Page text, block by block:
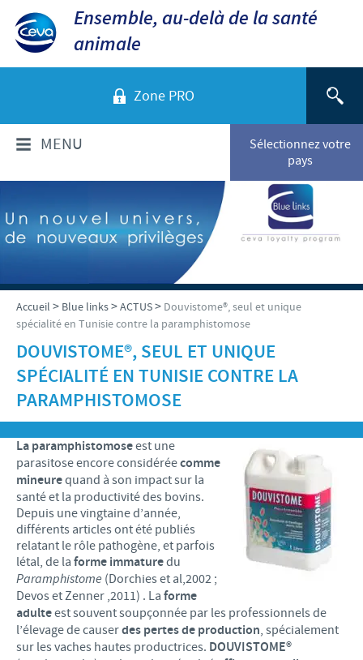
Ensemble, au-delà de la santé
animale
Zone PRO
Sélectionnez votre
pays
MENU
QUI SOMMES-NOUS?
Aperçu de la société
Ceva Santé Animale Tunisie
Production
Recherche et développement
Nos valeurs
Notre mission
Notre histoire
LE PROGRAMME ETHIQUE ET CONFORMITÉ DU
GROUPE CEVA
SYSTÈME D'ALERTE
PRODUITS
Volailles
Ovins - Caprins
Bovins
Animaux de Compagnie
ACTUALITÉS ET MÉDIA
Ceva News
ACTUS
Nos vidéos
RESPONSABILITÉS
Importance de la responsabilité
Contributions
Programmes de soutien internationaux
Partenariats scientifiques
Partenariats professionnels
Programmes terrain
OFFRES D'EMPLOI
Offre d’emploi
Nos principaux métiers
Processus de recrutement
Votre développement personnel
Espace étudiant
BLUE LINKS
Privilèges Blue links
S'inscrire
CONTACT
Accueil > Blue links>ACTUS> Douvistome®, seul et unique
spécialité en Tunisie contre la paramphistomose
DOUVISTOME®, SEUL ET UNIQUE
SPÉCIALITÉ EN TUNISIE CONTRE LA
PARAMPHISTOMOSE
La paramphistomoseest une
parasitose encore considéréecomme
mineurequand à son impact sur la
santé et la productivité des bovins.
Depuis une vingtaine d’année,
différents articles ont été publiés
relatant le rôle pathogène, et parfois
létal, de la forme immaturedu
Paramphistome (Dorchies et al,2002 ;
Devos et Zenner ,2011) . La forme
adulteest souvent soupçonnée par les professionnels de
l’élevage de causerdes pertes de production, spécialement
sur les vaches hautes productrices. DOUVISTOME®